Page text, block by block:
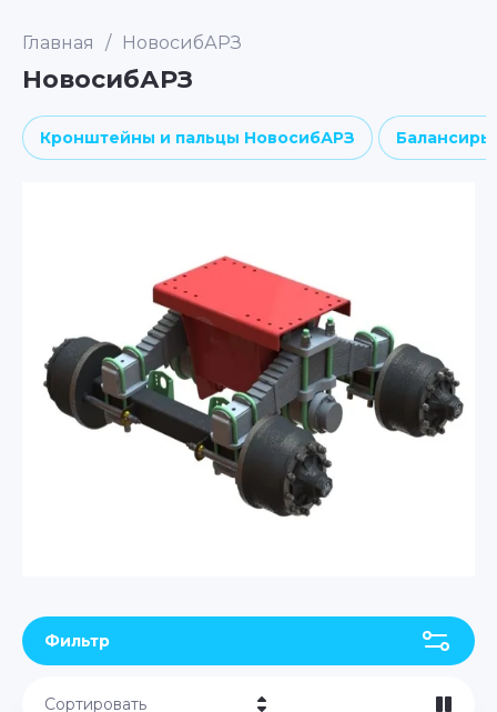
Главная / НовосибАРЗ
НовосибАРЗ
Кронштейны и пальцы НовосибАРЗ
Фильтр
Сортировать